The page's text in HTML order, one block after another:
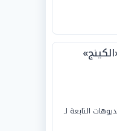
التابعة لـ